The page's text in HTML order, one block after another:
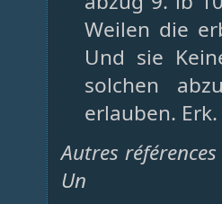
Weilen die
Und sie
solchen
erlauben.
Autres
Un